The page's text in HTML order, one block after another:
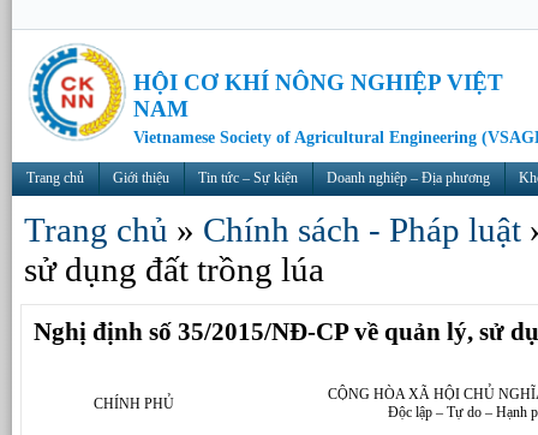
HỘI CƠ KHÍ NÔNG NGHIỆP VIỆT
NAM
Vietnamese Society of Agricultural Engineering
Trang chủ Giới thiệu Tin tức – Sự kiện Doanh nghiệp – Địa phương
Trang chủ » Chính sách - Pháp luật
sử dụng đất trồng lúa
Nghị định số 35/2015/NĐ-CP về quản lý, sử
CHÍNH PHỦ
CỘNG HÒA XÃ HỘI CHỦ
Độc lập – Tự do – Hạnh